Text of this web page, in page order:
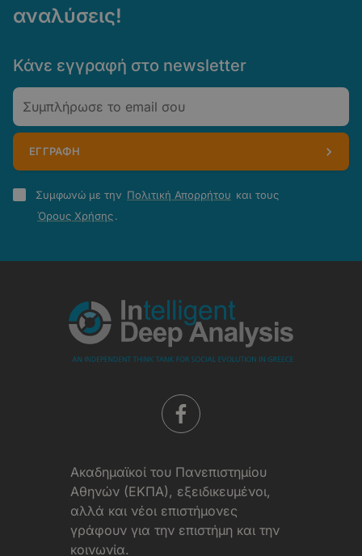
αναλύσεις!
Κάνε εγγραφή στο newsletter
Email
ΕΓΓΡΑΦΗ
Πολιτική
Απορρήτου
Συμφωνώ με την Πολιτική Απορρήτου και τους
Όρους Χρήσης.
Aκαδημαϊκοί του Πανεπιστημίου
Αθηνών (ΕΚΠΑ), εξειδικευμένοι,
αλλά και νέοι επιστήμονες
γράφουν για την επιστήμη και την
κοινωνία.